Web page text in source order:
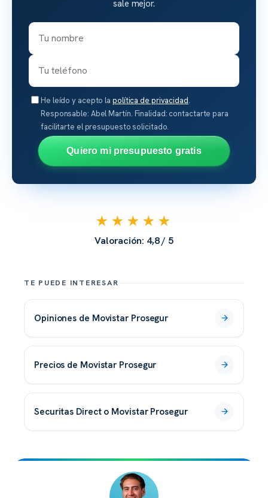
sale mejor.
He leído y acepto la política de privacidad.
Responsable: Abel Martín. Finalidad: contactarte para
facilitarte el presupuesto solicitado.
Quiero mi presupuesto gratis
★★★★★
Valoración: 4,8 / 5
TE PUEDE INTERESAR
opiniones de Movistar Prosegur
precios de Movistar Prosegur
Securitas Direct o Movistar Prosegur